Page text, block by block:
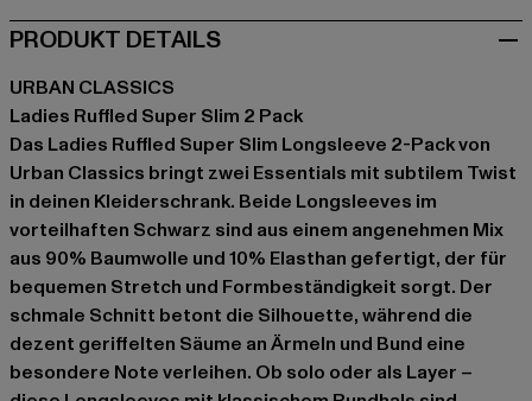
PRODUKT DETAILS
URBAN CLASSICS
Ladies Ruffled Super Slim 2 Pack
Das Ladies Ruffled Super Slim Longsleeve 2-Pack von
Urban Classics bringt zwei Essentials mit subtilem Twist
in deinen Kleiderschrank. Beide Longsleeves im
vorteilhaften Schwarz sind aus einem angenehmen Mix
aus 90% Baumwolle und 10% Elasthan gefertigt, der für
bequemen Stretch und Formbeständigkeit sorgt. Der
schmale Schnitt betont die Silhouette, während die
dezent geriffelten Säume an Ärmeln und Bund eine
besondere Note verleihen. Ob solo oder als Layer –